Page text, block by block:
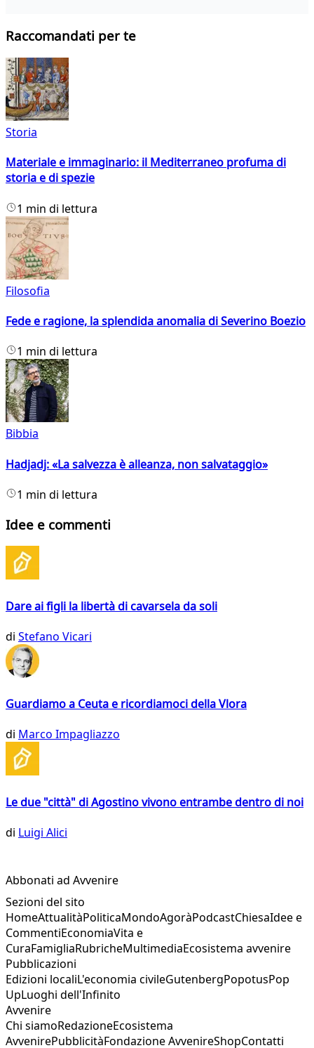
Raccomandati per te
Storia
Materiale e immaginario: il Mediterraneo profuma di
storia e di spezie
1 min di lettura
Filosofia
Fede e ragione, la splendida anomalia di Severino Boezio
1 min di lettura
Bibbia
Hadjadj: «La salvezza è alleanza, non salvataggio»
1 min di lettura
Idee e commenti
Dare ai figli la libertà di cavarsela da soli
di Stefano Vicari
Guardiamo a Ceuta e ricordiamoci della Vlora
di Marco Impagliazzo
Le due "città" di Agostino vivono entrambe dentro di noi
di Luigi Alici
Abbonati ad Avvenire
Sezioni del sito
HomeAttualitàPoliticaMondoAgoràPodcastChiesaIdee e
CommentiEconomiaVita e
CuraFamigliaRubricheMultimediaEcosistema avvenire
Pubblicazioni
Edizioni localiL'economia civileGutenbergPopotusPop
UpLuoghi dell'Infinito
Avvenire
Chi siamoRedazioneEcosistema
AvvenirePubblicitàFondazione AvvenireShopContatti